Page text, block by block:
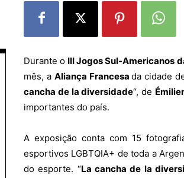
Durante o III Jogos Sul-Americanos
mês, a Aliança Francesada cidade
cancha de la diversidade“, de
importantes do país.
A exposição conta com 15
esportivos LGBTQIA+ de toda a
do esporte. “La cancha de la